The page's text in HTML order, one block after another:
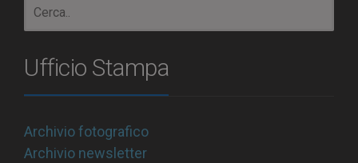
Ufficio Stampa
Archivio fotografico
Archivio newsletter